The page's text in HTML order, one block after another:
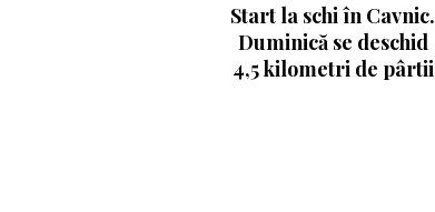
Start la schi în Cavnic.
Duminică se deschid
4,5 kilometri de pârtii